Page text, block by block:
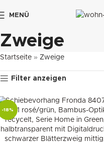
MENÜ
Zweige
Startseite » Zweige
Filter anzeigen
-18%